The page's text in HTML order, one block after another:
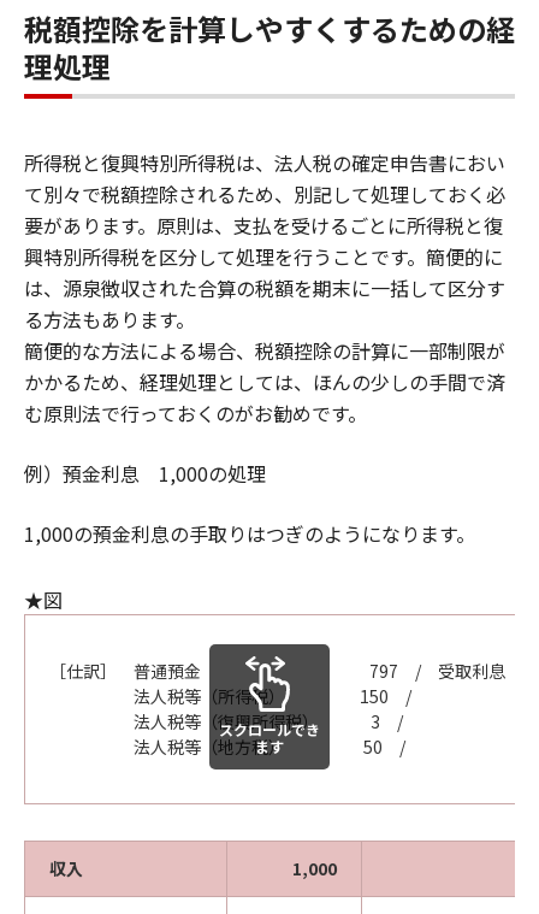
税額控除を計算しやすくするための経
理処理
所得税と復興特別所得税は、法人税の確定申告書におい
て別々で税額控除されるため、別記して処理しておく必
要があります。原則は、支払を受けるごとに所得税と復
興特別所得税を区分して処理を行うことです。簡便的に
は、源泉徴収された合算の税額を期末に一括して区分す
る方法もあります。
簡便的な方法による場合、税額控除の計算に一部制限が
かかるため、経理処理としては、ほんの少しの手間で済
む原則法で行っておくのがお勧めです。
例）預金利息 1,000の処理
1,000の預金利息の手取りはつぎのようになります。
★図
［仕訳］ 普通預金 797 / 受取利息
法人税等（所得税） 150 /
法人税等（復興所得税） 3 /
法人税等（地方税） 50 /
スクロールでき
ます
収入 1,000